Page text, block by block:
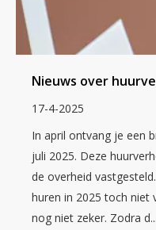
Nieuws over
17-4-2025
In april ontvang je een
juli 2025. Deze
de overheid
huren in 2025 toch niet
nog niet zeker. Zodra d...